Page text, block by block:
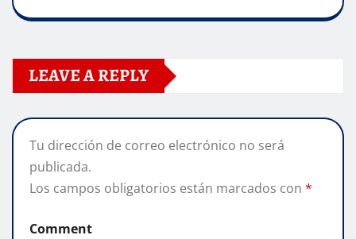
LEAVE A REPLY
Tu dirección de correo electrónico no será
publicada.
Los campos obligatorios están marcados con *
Comment